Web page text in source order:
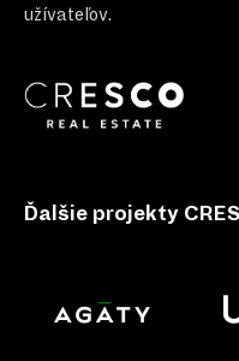
užívateľov.
Ďalšie projekty